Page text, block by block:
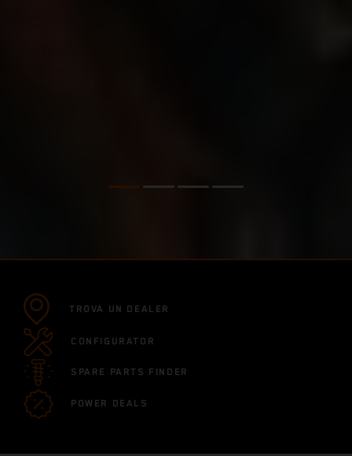
TROVA UN DEALER
CONFIGURATOR
SPARE PARTS FINDER
POWER DEALS